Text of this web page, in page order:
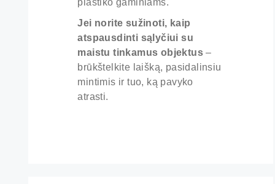
Jei norite sužinoti, kaip
atspausdinti sąlyčiui su
maistu tinkamus objektus–
brūkštelkite laišką, pasidalinsiu
mintimis ir tuo, ką pavyko
atrasti.